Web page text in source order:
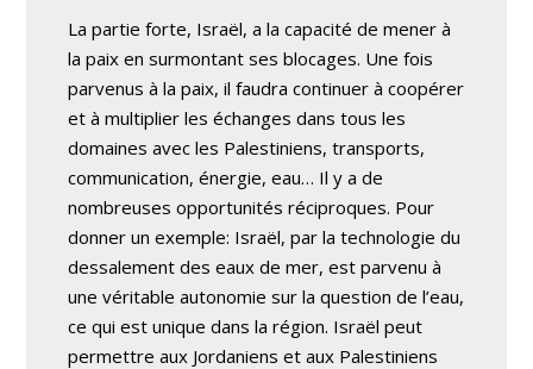
La partie forte, Israël, a la capacité de mener à
la paix en surmontant ses blocages. Une fois
parvenus à la paix, il faudra continuer à coopérer
et à multiplier les échanges dans tous les
domaines avec les Palestiniens, transports,
communication, énergie, eau… Il y a de
nombreuses opportunités réciproques. Pour
donner un exemple: Israël, par la technologie du
dessalement des eaux de mer, est parvenu à
une véritable autonomie sur la question de l’eau,
ce qui est unique dans la région. Israël peut
permettre aux Jordaniens et aux Palestiniens